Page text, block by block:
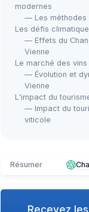
modernes
— Les méthodes
Les défis
— Effets du
Vienne
Le marché des vins
— Évolution et
Vienne
L'impact du
— Impact du
viticole
Résumer
Recevez